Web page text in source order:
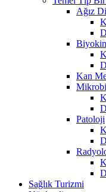
Ağız
Kan
Patoloji
Sağlık Turizmi